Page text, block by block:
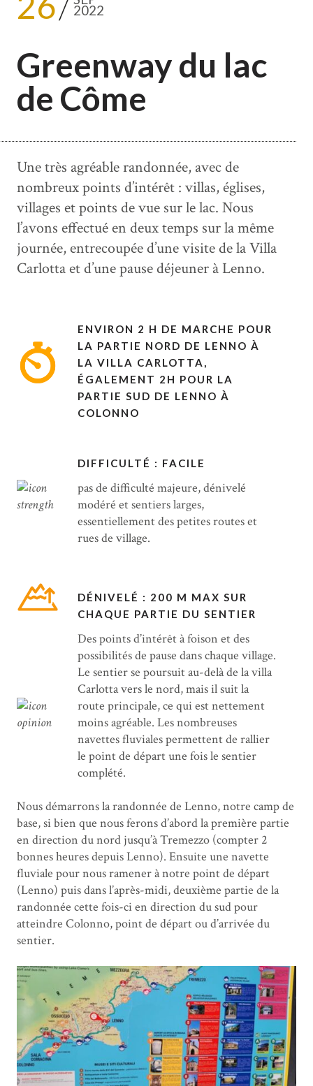
2022
Greenway du lac
de Côme
Une très agréable randonnée, avec de
nombreux points d’intérêt : villas, églises,
villages et points de vue sur le lac. Nous
l’avons effectué en deux temps sur la même
journée, entrecoupée d’une visite de la Villa
Carlotta et d’une pause déjeuner à Lenno.
ENVIRON 2 H DE MARCHE POUR
LA PARTIE NORD DE LENNO À
LA VILLA CARLOTTA,
ÉGALEMENT 2H POUR LA
PARTIE SUD DE LENNO À
COLONNO
DIFFICULTÉ : FACILE
pas de difficulté majeure, dénivelé
modéré et sentiers larges,
essentiellement des petites routes et
rues de village.
DÉNIVELÉ : 200 M MAX SUR
CHAQUE PARTIE DU SENTIER
Des points d’intérêt à foison et des
possibilités de pause dans chaque village.
Le sentier se poursuit au-delà de la villa
Carlotta vers le nord, mais il suit la
route principale, ce qui est nettement
moins agréable. Les nombreuses
navettes fluviales permettent de rallier
le point de départ une fois le sentier
complété.
Nous démarrons la randonnée de Lenno, notre camp de
base, si bien que nous ferons d’abord la première partie
en direction du nord jusqu’à Tremezzo (compter 2
bonnes heures depuis Lenno). Ensuite une navette
fluviale pour nous ramener à notre point de départ
(Lenno) puis dans l’après-midi, deuxième partie de la
randonnée cette fois-ci en direction du sud pour
atteindre Colonno, point de départ ou d’arrivée du
sentier.